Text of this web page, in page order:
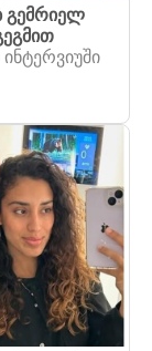
გემრიელ